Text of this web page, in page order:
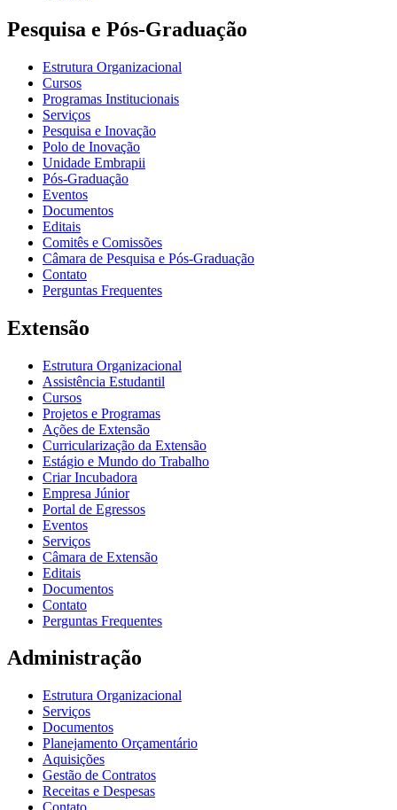
Pesquisa e Pós-Graduação
Estrutura Organizacional
Cursos
Programas Institucionais
Serviços
Pesquisa e Inovação
Polo de Inovação
Unidade Embrapii
Pós-Graduação
Eventos
Documentos
Editais
Comitês e Comissões
Câmara de Pesquisa e Pós-Graduação
Contato
Perguntas Frequentes
Extensão
Estrutura Organizacional
Assistência Estudantil
Cursos
Projetos e Programas
Ações de Extensão
Curricularização da Extensão
Estágio e Mundo do Trabalho
Criar Incubadora
Empresa Júnior
Portal de Egressos
Eventos
Serviços
Câmara de Extensão
Editais
Documentos
Contato
Perguntas Frequentes
Administração
Estrutura Organizacional
Serviços
Documentos
Planejamento Orçamentário
Aquisições
Gestão de Contratos
Receitas e Despesas